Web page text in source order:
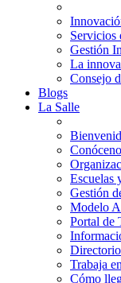
Servicios
Gestión
La
Consejo
Blogs
La Salle
Escuelas
Gestión
Modelo
Portal de
Trabaja
Cómo